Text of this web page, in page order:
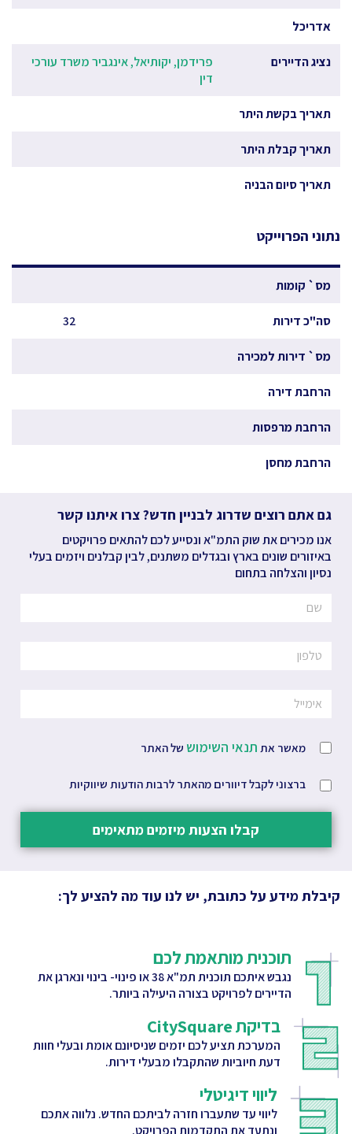
אדריכל
נציג הדיירים
פרידמן, יקותיאל, אינגביר משרד עורכי
דין
תאריך בקשת היתר
תאריך קבלת היתר
תאריך סיום הבניה
נתוני הפרוייקט
מס` קומות
סה"כ דירות 32
מס` דירות למכירה
הרחבת דירה
הרחבת מרפסות
הרחבת מחסן
גם אתם רוצים שדרוג לבניין חדש? צרו איתנו קשר
אנו מכירים את שוק התמ"א ונסייע לכם להתאים פרויקטים
באיזורים שונים בארץ ובגדלים משתנים, לבין קבלנים ויזמים בעלי
נסיון והצלחה בתחום
מאשר את תנאי השימוש של האתר
ברצוני לקבל דיוורים מהאתר לרבות הודעות שיווקיות
קבלו הצעות מיזמים מתאימים
קיבלת מידע על כתובת, יש לנו עוד מה להציע לך:
תוכנית מותאמת לכם
נגבש איתכם תוכנית תמ"א 38 או פינוי- בינוי ונארגן את
הדיירים לפרויקט בצורה היעילה ביותר.
בדיקת CitySquare
המערכת תציע לכם יזמים שניסיונם אומת ובעלי חוות
דעת חיוביות שהתקבלו מבעלי דירות.
ליווי דיגיטלי
ליווי עד שתעברו חזרה לביתכם החדש. נלווה אתכם
ונתעד את התקדמות הפרויקט.